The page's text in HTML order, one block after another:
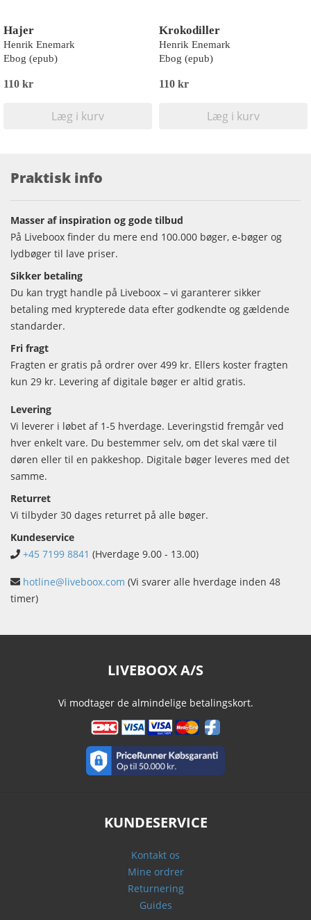
Hajer
Henrik Enemark
Ebog (epub)
110 kr
Læg i kurv
Krokodiller
Henrik Enemark
Ebog (epub)
110 kr
Læg i kurv
Praktisk info
Masser af inspiration og gode tilbud
På Liveboox finder du mere end 100.000 bøger, e-bøger og
lydbøger til lave priser.
Sikker betaling
Du kan trygt handle på Liveboox – vi garanterer sikker
betaling med krypterede data efter godkendte og gældende
standarder.
Fri fragt
Fragten er gratis på ordrer over 499 kr. Ellers koster fragten
kun 29 kr. Levering af digitale bøger er altid gratis.
Levering
Vi leverer i løbet af 1-5 hverdage. Leveringstid fremgår ved
hver enkelt vare. Du bestemmer selv, om det skal være til
døren eller til en pakkeshop. Digitale bøger leveres med det
samme.
Returret
Vi tilbyder 30 dages returret på alle bøger.
Kundeservice
+45 7199 8841 (Hverdage 9.00 - 13.00)
hotline@liveboox.com (Vi svarer alle hverdage inden 48
timer)
LIVEBOOX A/S
Vi modtager de almindelige betalingskort.
KUNDESERVICE
Kontakt os
Mine ordrer
Returnering
Guides